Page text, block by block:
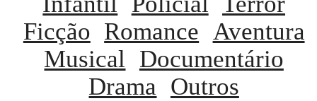
Ficção Romance Aventura
Musical
Documentário
Drama
Outros